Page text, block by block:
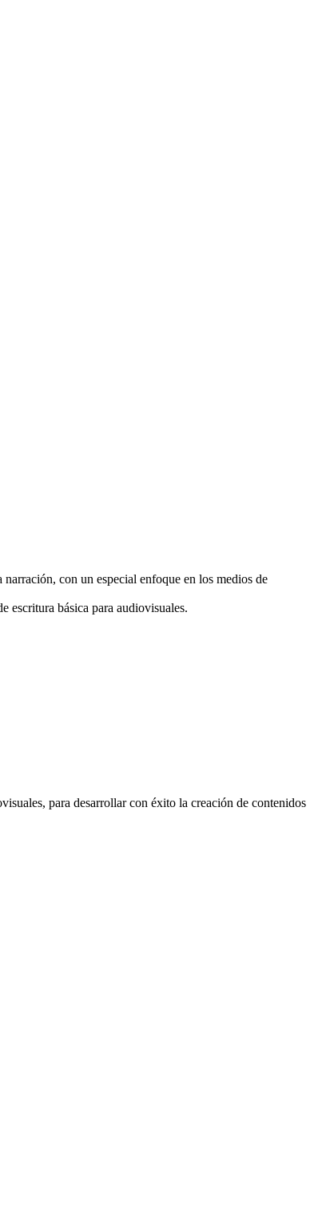
con un especial enfoque en los medios de
escritura básica para audiovisuales.
para desarrollar con éxito la creación de contenidos